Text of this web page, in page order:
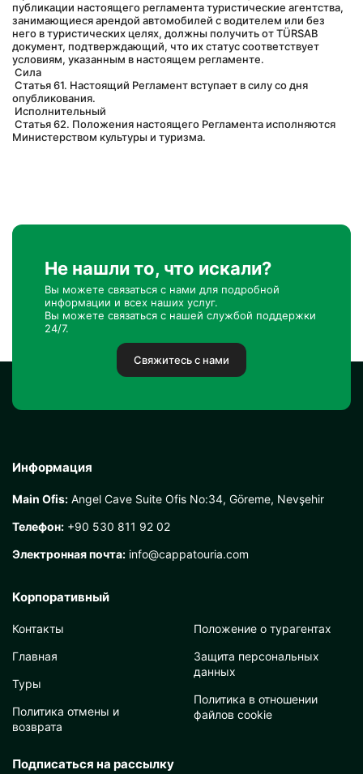
публикации настоящего регламента туристические агентства,
занимающиеся арендой автомобилей с водителем или без
него в туристических целях, должны получить от TÜRSAB
документ, подтверждающий, что их статус соответствует
условиям, указанным в настоящем регламенте.
Сила
опубликования.
Исполнительный
Министерством культуры и туризма.
Не нашли то, что искали?
Вы можете связаться с нами для подробной
информации и всех наших услуг.
Вы можете связаться с нашей службой поддержки
24/7.
Свяжитесь с нами
Информация
Main Ofis: Angel Cave Suite Ofis No:34, Göreme, Nevşehir
Телефон: +90 530 811 92 02
Электронная почта: info@cappatouria.com
Корпоративный
Контакты
Главная
Туры
Политика отмены и
возврата
Положение о турагентах
Защита персональных
данных
Политика в отношении
файлов cookie
Подписаться на рассылку